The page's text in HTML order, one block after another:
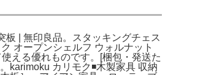
| 無印良品。スタッキングチェス
オープンシェルフ ウォルナット
える優れものです。[梱包・発送た
カリモク◾️木製家具 収納